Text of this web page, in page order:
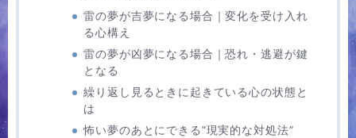
雷の夢が吉夢になる場合｜変化を受け入れ
る心構え
雷の夢が凶夢になる場合｜恐れ・逃避が鍵
となる
繰り返し見るときに起きている心の状態と
は
怖い夢のあとにできる”現実的な対処法”